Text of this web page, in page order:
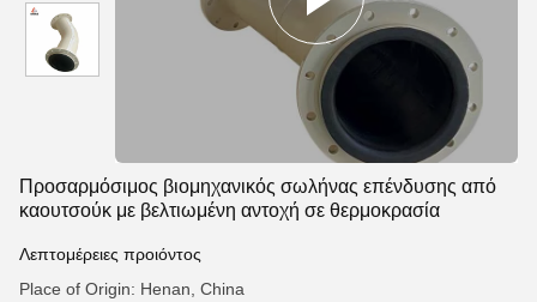
Προσαρμόσιμος βιομηχανικός σωλήνας επένδυσης από
καουτσούκ με βελτιωμένη αντοχή σε θερμοκρασία
Λεπτομέρειες προιόντος
Place of Origin: Henan, China